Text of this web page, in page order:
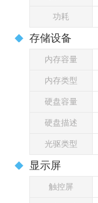
功耗
存储设备
内存容量
内存类型
硬盘容量
硬盘描述
光驱类型
显示屏
触控屏